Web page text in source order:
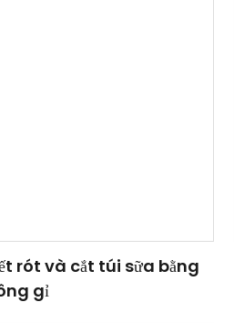
rót và cắt túi sữa bằng
gỉ